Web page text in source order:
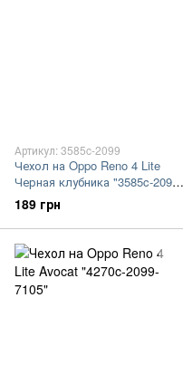
Артикул: 3585c-2099
Чехол на Oppo Reno 4 Lite
Черная клубника "3585c-2099-
7105"
189 грн